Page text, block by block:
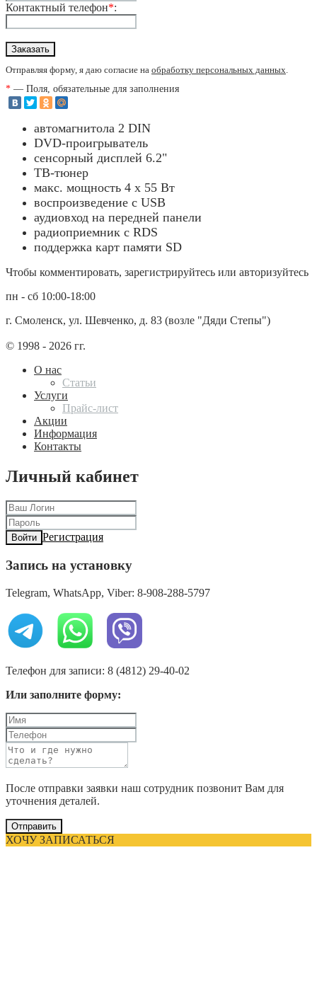
Контактный телефон*:
Отправляя форму, я даю согласие на обработку персональных данных.
* — Поля, обязательные для заполнения
автомагнитола 2 DIN
DVD-проигрыватель
сенсорный дисплей 6.2"
ТВ-тюнер
макс. мощность 4 x 55 Вт
воспроизведение с USB
аудиовход на передней панели
радиоприемник с RDS
поддержка карт памяти SD
Чтобы комментировать, зарегистрируйтесь или авторизуйтесь
пн - сб 10:00-18:00
г. Смоленск, ул. Шевченко, д. 83 (возле "Дяди Степы")
© 1998 - 2026 гг.
О нас
Статьи
Услуги
Прайс-лист
Акции
Информация
Контакты
Личный кабинет
Войти Регистрация
Запись на установку
Telegram, WhatsApp, Viber: 8-908-288-5797
Телефон для записи: 8 (4812) 29-40-02
Или заполните форму:
После отправки заявки наш сотрудник позвонит Вам для
уточнения деталей.
Отправить
ХОЧУ ЗАПИСАТЬСЯ